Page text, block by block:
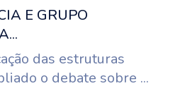
E GRUPO
das estruturas
o debate sobre ...